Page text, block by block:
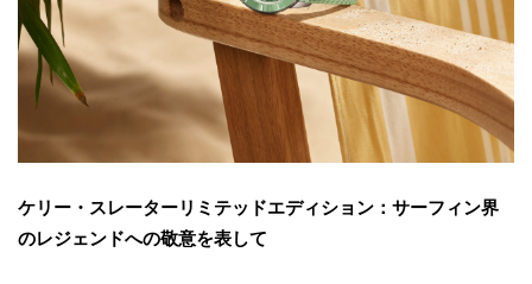
ケリー・スレーターリミテッドエディション：サーフィン界
のレジェンドへの敬意を表して